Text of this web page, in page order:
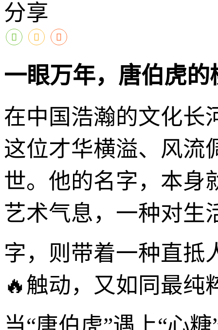
分享
一眼万年，唐伯虎
在中国浩瀚的文化长
这位才华横溢、风流
世。他的名字，本身
艺术气息，一种对生
字，则带着一种直抵
🔥触动，又如同最纯